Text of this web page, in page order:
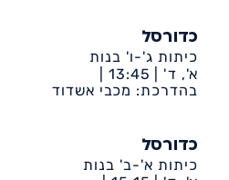
כדורסל
כיתות ג'-ו' בנות
א', ד' | 13:45 |
דיונה-ביה״ס שקד
בהדרכת: מכבי אשדוד
כדורסל
כיתות א'-ב' בנות